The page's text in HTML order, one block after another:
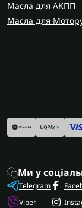
Масла для АКПП
Масла для
Ми у
Telegram
Viber